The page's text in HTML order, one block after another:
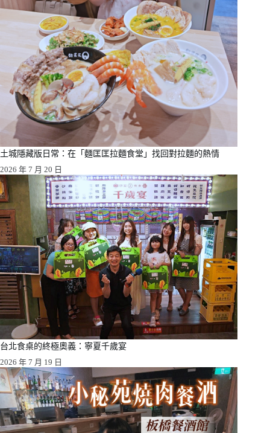
土城隱藏版日常：在「麵匡匡拉麵食堂」找回對拉麵的熱情
2026 年 7 月 20 日
台北食桌的終極奧義：寧夏千歲宴
2026 年 7 月 19 日